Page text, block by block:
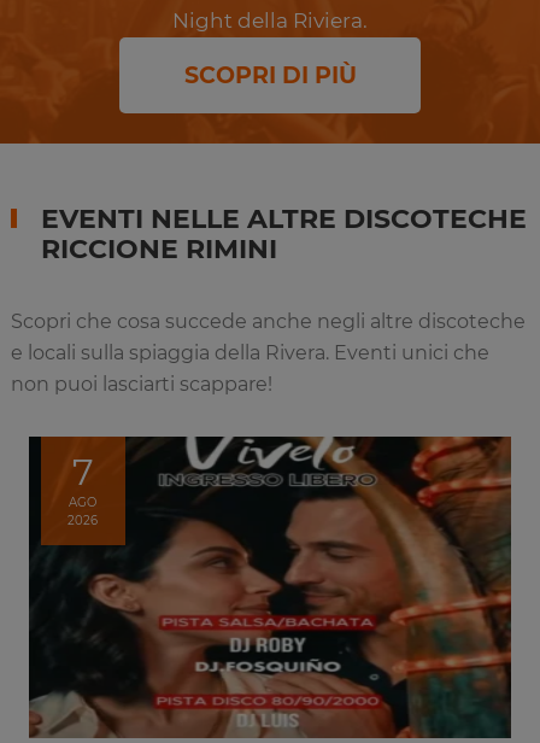
Night della Riviera.
SCOPRI DI PIÙ
EVENTI NELLE ALTRE DISCOTECHE
RICCIONE RIMINI
Scopri che cosa succede anche negli altre discoteche
e locali sulla spiaggia della Rivera. Eventi unici che
non puoi lasciarti scappare!
7
AGO
2026